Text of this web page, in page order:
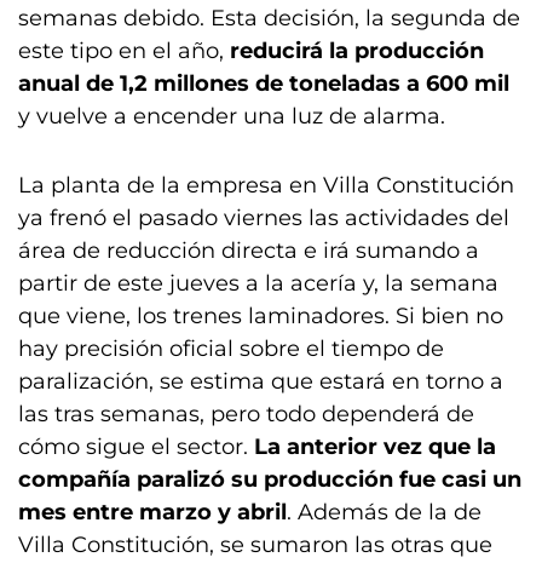
semanas debido. Esta decisión, la segunda de
este tipo en el año, reducirá la producción
anual de 1,2 millones de toneladas a 600 mil
y vuelve a encender una luz de alarma.
La planta de la empresa en Villa Constitución
ya frenó el pasado viernes las actividades del
área de reducción directa e irá sumando a
partir de este jueves a la acería y, la semana
que viene, los trenes laminadores. Si bien no
hay precisión oficial sobre el tiempo de
paralización, se estima que estará en torno a
las tras semanas, pero todo dependerá de
cómo sigue el sector. La anterior vez que la
compañía paralizó su producción fue casi un
mes entre marzo y abril. Además de la de
Villa Constitución, se sumaron las otras que